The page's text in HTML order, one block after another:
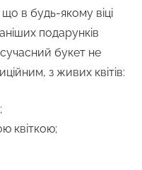
в будь-якому віці
подарунків
букет не
з живих квітів:
квіткою;